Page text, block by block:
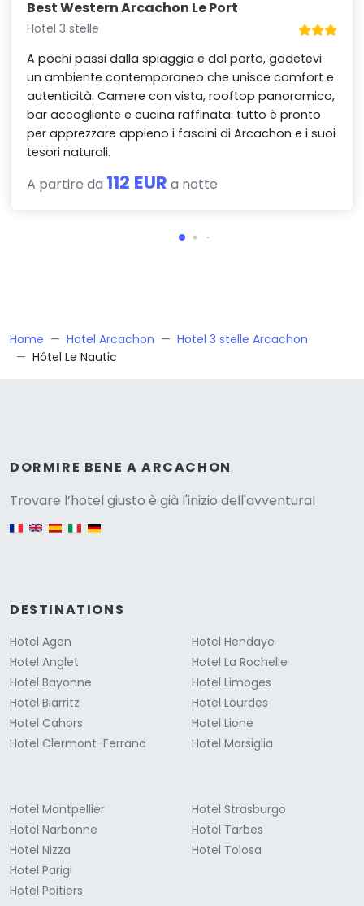
Best Western Arcachon Le Port
Hotel 3 stelle
A pochi passi dalla spiaggia e dal porto, godetevi
un ambiente contemporaneo che unisce comfort e
autenticità. Camere con vista, rooftop panoramico,
bar accogliente e cucina raffinata: tutto è pronto
per apprezzare appieno i fascini di Arcachon e i suoi
tesori naturali.
A partire da 112 EUR a notte
Home Hotel Arcachon
Hotel 3 stelle Arcachon
Hôtel Le Nautic
DORMIRE BENE A ARCACHON
Trovare l’hotel giusto è già l'inizio dell'avventura!
English version
DESTINATIONS
Hotel Agen
Hotel Anglet
Hotel Bayonne
Hotel Biarritz
Hotel Cahors
Hotel Clermont-Ferrand
Hotel Hendaye
Hotel La Rochelle
Hotel Limoges
Hotel Lourdes
Hotel Lione
Hotel Marsiglia
Hotel Montpellier
Hotel Narbonne
Hotel Nizza
Hotel Parigi
Hotel Poitiers
Hotel Strasburgo
Hotel Tarbes
Hotel Tolosa